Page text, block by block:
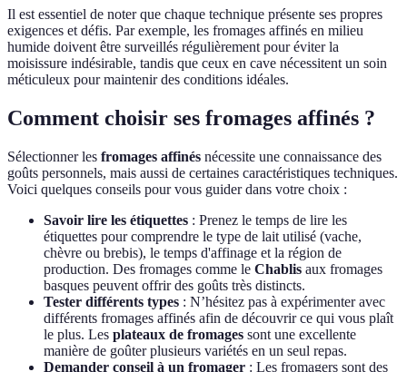
Il est essentiel de noter que chaque technique présente ses propres
exigences et défis. Par exemple, les fromages affinés en milieu
humide doivent être surveillés régulièrement pour éviter la
moisissure indésirable, tandis que ceux en cave nécessitent un soin
méticuleux pour maintenir des conditions idéales.
Comment choisir ses fromages affinés ?
Sélectionner les fromages affinés nécessite une connaissance des
goûts personnels, mais aussi de certaines caractéristiques techniques.
Voici quelques conseils pour vous guider dans votre choix :
Savoir lire les étiquettes : Prenez le temps de lire les
étiquettes pour comprendre le type de lait utilisé (vache,
chèvre ou brebis), le temps d'affinage et la région de
production. Des fromages comme le Chablis aux fromages
basques peuvent offrir des goûts très distincts.
Tester différents types : N’hésitez pas à expérimenter avec
différents fromages affinés afin de découvrir ce qui vous plaît
le plus. Les plateaux de fromages sont une excellente
manière de goûter plusieurs variétés en un seul repas.
Demander conseil à un fromager : Les fromagers sont des